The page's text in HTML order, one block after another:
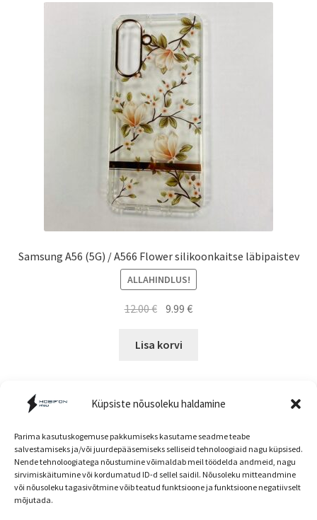
Küpsiste nõusoleku haldamine
Parima kasutuskogemuse pakkumiseks kasutame seadme teabe
salvestamiseks ja/või juurdepääsemiseks selliseid tehnoloogiaid nagu küpsised.
Nende tehnoloogiatega nõustumine võimaldab meil töödelda andmeid, nagu
sirvimiskäitumine või kordumatud ID-d sellel saidil. Nõusoleku mitteandmine
või nõusoleku tagasivõtmine võib teatud funktsioone ja funktsioone negatiivselt
mõjutada.
Samsung A56 (5G) / A566 Flower silikoonkaitse läbipaistev
ALLAHINDLUS!
12.00€ Algne
oli:
9.99€Current
Lisa korvi
Müügitingimused